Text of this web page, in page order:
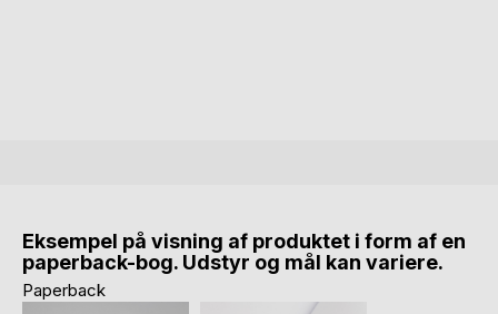
Eksempel på visning af produktet i form af en
paperback-bog. Udstyr og mål kan variere.
Paperback